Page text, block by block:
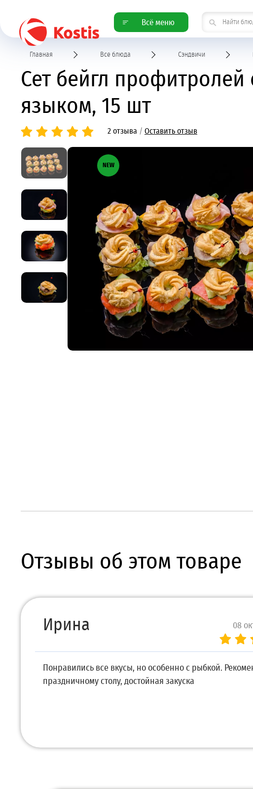
Всё меню
Главная Все блюда Сэндвичи
Сет бейгл профитролей
языком, 15 шт
2 отзыва / Оставить отзыв
NEW
Отзывы об этом товаре
Ирина 08
Понравились все вкусы, но особенно с рыбкой.
праздничному столу, достойная закуска